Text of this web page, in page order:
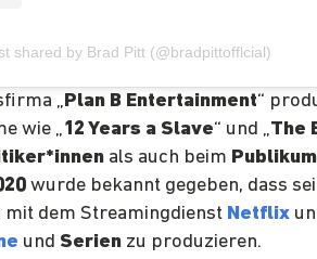
shared by Brad Pitt (@bradpittofflcial)
„Plan B Entertainment“
wie „12 Years a Slave“ und „The
als auch beim Publikum
wurde bekannt gegeben, dass
mit dem Streamingdienst Netflix
und Serien zu produzieren.